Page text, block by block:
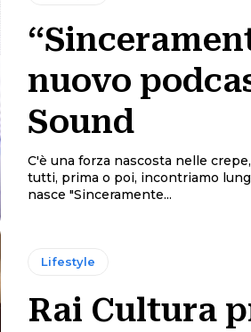
nuovo
Sound
C'è una forza nascosta nelle
tutti, prima o poi, incontriamo
nasce "Sinceramente...
Lifestyle
Rai Cultura